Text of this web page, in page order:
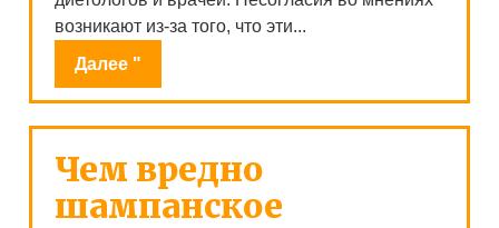
возникают из-за того, что эти...
Далее "
Чем вредно
шампанское